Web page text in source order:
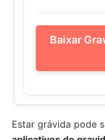
Baixar
Estar grávida pode